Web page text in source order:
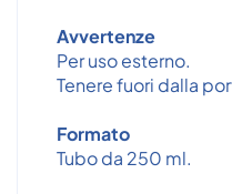
Avvertenze
Per uso esterno.
Tenere fuori dalla
Formato
Tubo da 250 ml.